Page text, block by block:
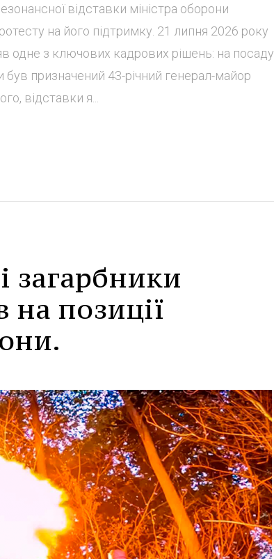
відставки міністра оборони
на його підтримку. 21 липня 2026 року
одне з ключових кадрових рішень: на посаду
призначений 43-річний генерал-майор
відставки я...
загарбники
на позиції